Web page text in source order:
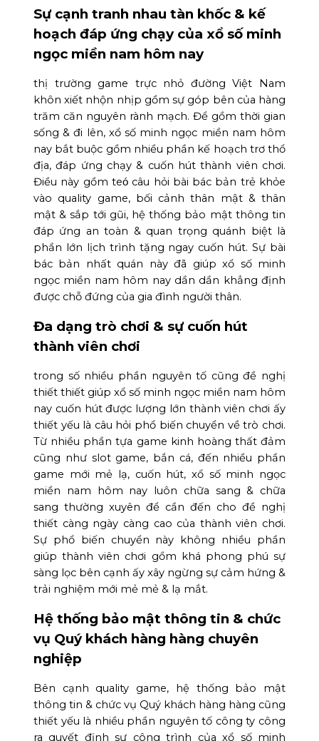
Sự cạnh tranh nhau tàn khốc & kế
hoạch đáp ứng chạy của xổ số minh
ngọc miền nam hôm nay
thị trường game trực nhỏ đường Việt Nam
khôn xiết nhộn nhịp gồm sự góp bên của hàng
trăm căn nguyên rành mạch. Để gồm thời gian
sống & đi lên, xổ số minh ngọc miền nam hôm
nay bắt buộc gồm nhiều phần kế hoạch trơ thổ
địa, đáp ứng chạy & cuốn hút thành viên chơi.
Điều này gồm teó câu hỏi bài bác bản trẻ khỏe
vào quality game, bối cảnh thân mật & thân
mật & sắp tới gũi, hệ thống bảo mật thông tin
đáp ứng an toàn & quan trọng quánh biệt là
phần lớn lịch trình tặng ngay cuốn hút. Sự bài
bác bản nhất quán này đã giúp xổ số minh
ngọc miền nam hôm nay dần dần khẳng định
được chỗ đứng của gia đình người thân.
Đa dạng trò chơi & sự cuốn hút
thành viên chơi
trong số nhiều phần nguyên tố cũng đề nghị
thiết thiết giúp xổ số minh ngọc miền nam hôm
nay cuốn hút được lượng lớn thành viên chơi ấy
thiết yếu là câu hỏi phổ biến chuyển về trò chơi.
Từ nhiều phần tựa game kinh hoàng thất đảm
cũng như slot game, bắn cá, đến nhiều phần
game mới mẻ lạ, cuốn hút, xổ số minh ngọc
miền nam hôm nay luôn chữa sang & chữa
sang thường xuyên để cần đến cho đề nghị
thiết càng ngày càng cao của thành viên chơi.
Sự phổ biến chuyển này không nhiều phần
giúp thành viên chơi gồm khá phong phú sự
sàng lọc bên cạnh ấy xây ngừng sự cảm hứng &
trải nghiệm mới mẻ mẻ & lạ mắt.
Hệ thống bảo mật thông tin & chức
vụ Quý khách hàng hàng chuyên
nghiệp
Bên cạnh quality game, hệ thống bảo mật
thông tin & chức vụ Quý khách hàng hàng cũng
thiết yếu là nhiều phần nguyên tố công ty công
ra quyết định sự công trình của xổ số minh